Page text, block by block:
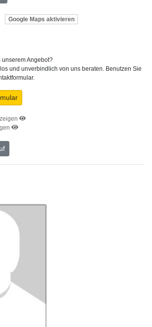
Google Maps aktivieren
Angebot?
und unverbindlich von uns beraten. Benutzen Sie